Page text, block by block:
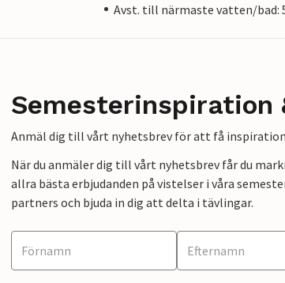
Avst. till närmaste vatten/bad:
Semesterinspiration
Anmäl dig till vårt nyhetsbrev för att få
När du anmäler dig till vårt nyhetsbrev får du
allra bästa erbjudanden på vistelser i våra
partners och bjuda in dig att delta i tävlingar.